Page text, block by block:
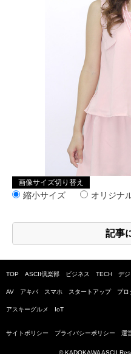
画像サイズ切り替え
縮小サイズ オリジナ
記事
TOP ASCII倶楽部 ビジネス TECH デ
AV アキバ スマホ スタートアップ プロ
アスキーグルメ IoT
サイトポリシー プライバシーポリシー 運
© KADOKAWA ASCII